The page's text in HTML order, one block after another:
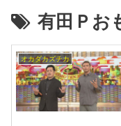
有田Ｐお
オカダカズチカ